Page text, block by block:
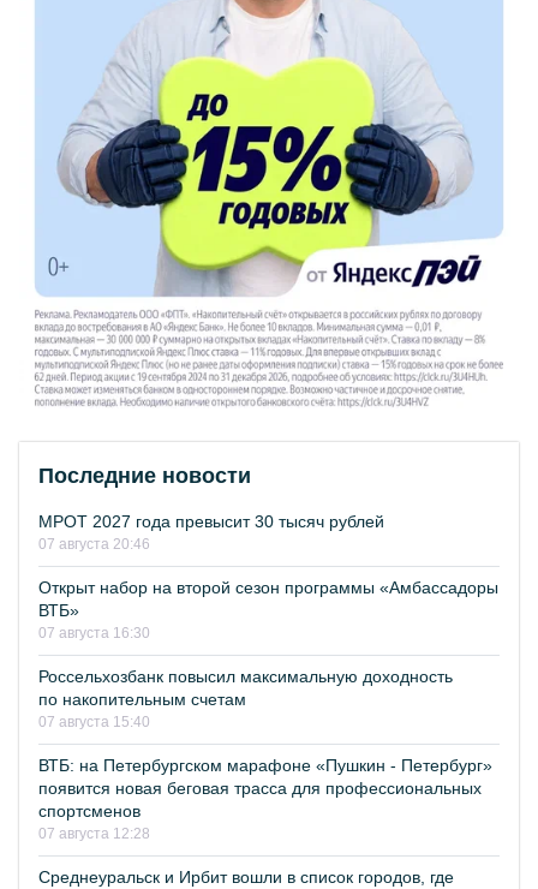
Последние новости
МРОТ 2027 года превысит 30 тысяч рублей
07 августа 20:46
Открыт набор на второй сезон программы «Амбассадоры
ВТБ»
07 августа 16:30
Россельхозбанк повысил максимальную доходность
по накопительным счетам
07 августа 15:40
ВТБ: на Петербургском марафоне «Пушкин - Петербург»
появится новая беговая трасса для профессиональных
спортсменов
07 августа 12:28
Среднеуральск и Ирбит вошли в список городов, где